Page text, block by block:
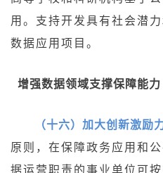
用。支持开发具有社会潜
数据应用项目。
增强数据领域支撑保障能力
（十六）加大创新激励
原则，在保障政务应用和
据运营职责的事业单位可